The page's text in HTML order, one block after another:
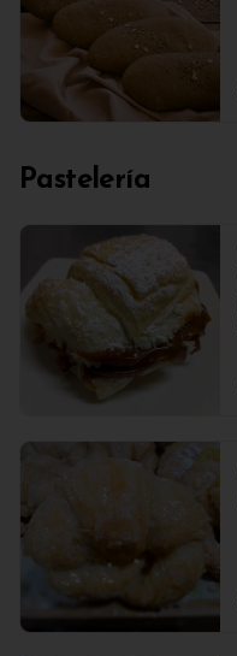
Pastelería